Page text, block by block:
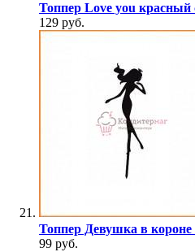
Топпер Love you красный
129 руб.
Топпер Девушка в
99 руб.